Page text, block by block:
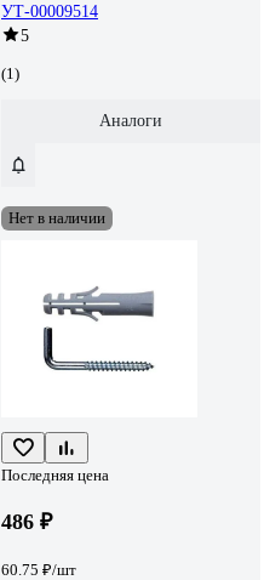
УТ-00009514
5
(1)
Аналоги
Нет в наличии
Последняя цена
486 ₽
60.75 ₽/шт